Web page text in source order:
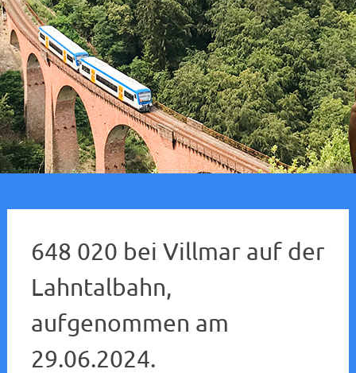
648 020 bei Villmar auf der
Lahntalbahn,
aufgenommen am
29.06.2024.